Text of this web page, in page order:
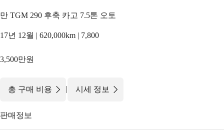
만 TGM 290 후축 카고 7.5톤 오토
17년 12월 | 620,000km | 7,800
3,500만원
총 구매 비용 | 시세 정보
판매정보